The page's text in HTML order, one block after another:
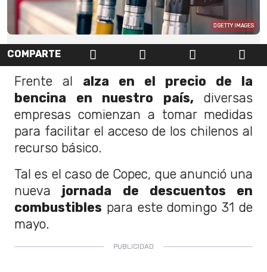
GETTY IMAGES
COMPARTE
Frente al alza en el precio de la
bencina en nuestro país,diversas
empresas comienzan a tomar medidas
para facilitar el acceso de los chilenos al
recurso básico.
Tal es el caso de Copec, que anunció una
nueva jornada de descuentos en
combustibles para este domingo 31 de
mayo.